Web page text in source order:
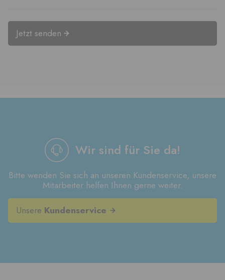
Jetzt senden
Wir sind für Sie da!
Bitte wenden Sie sich an unseren Kundenservice, unsere
Mitarbeiter helfen Ihnen gerne weiter.
Unsere Kundenservice